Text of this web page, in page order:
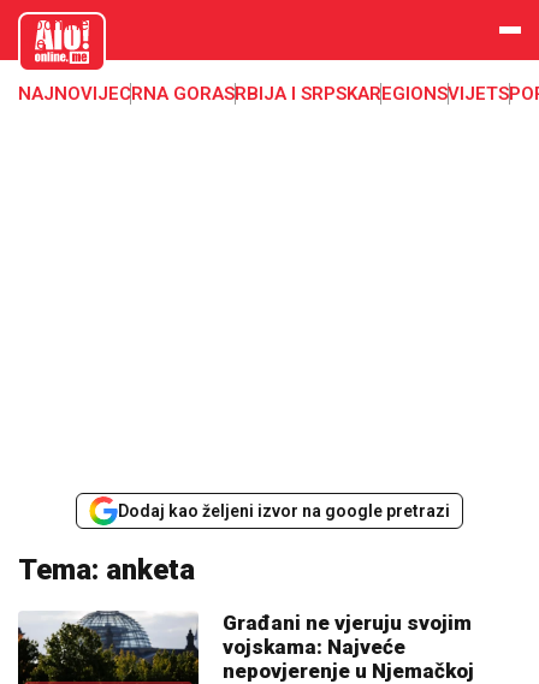
aloonline.
me
NAJNOVIJECRNA GORASRBIJA I SRPSKAREGIONSVIJET
Dodaj kao željeni izvor na google pretrazi
Tema: anketa
Građani ne vjeruju svojim
vojskama: Najveće
nepovjerenje u Njemačkoj